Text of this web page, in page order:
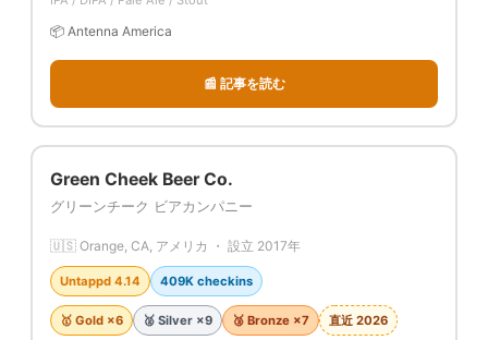
📦 Antenna America
📰 記事を読む
Green Cheek Beer Co.
グリーンチーク ビアカンパニー
🇺🇸 Orange, CA, アメリカ ・ 設立 2017年
Untappd 4.14 409K checkins
🥇 Gold ×6 🥈 Silver ×9 🥉 Bronze ×7 直近 2026